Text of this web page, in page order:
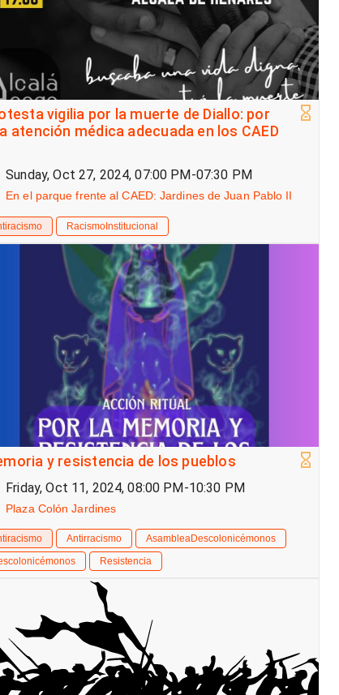
vigilia por la muerte de Diallo: por
atención médica adecuada en los CAED
Sunday, Oct 27, 2024, 07:00 PM-07:30 PM
En el parque frente al CAED: Jardines de Juan Pablo II
RacismoInstitucional
y resistencia de los pueblos
Friday, Oct 11, 2024, 08:00 PM-10:30 PM
Plaza Colón Jardines
Antirracismo
AsambleaDescolonicémonos
Resistencia